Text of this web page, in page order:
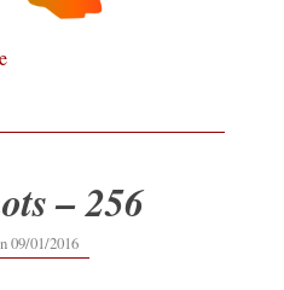
– 256
09/01/201612/09/2019